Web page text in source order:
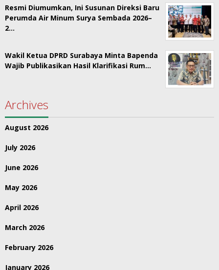
Resmi Diumumkan, Ini Susunan Direksi Baru
Perumda Air Minum Surya Sembada 2026–
2…
Wakil Ketua DPRD Surabaya Minta Bapenda
Wajib Publikasikan Hasil Klarifikasi Rum…
Archives
August 2026
July 2026
June 2026
May 2026
April 2026
March 2026
February 2026
January 2026